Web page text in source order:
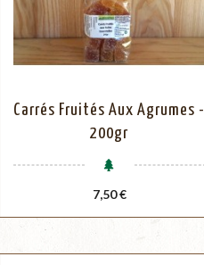
Carrés Fruités Aux Agrumes -
200gr
Prix
7,50 €